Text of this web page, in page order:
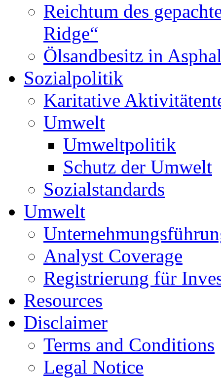
Reichtum des
Ridge“
Ölsandbesitz in
Sozialpolitik
Karitative
Umwelt
Umweltpolitik
Schutz der Umwelt
Sozialstandards
Umwelt
Analyst Coverage
Registrierung für
Resources
Disclaimer
Terms and Conditions
Legal Notice